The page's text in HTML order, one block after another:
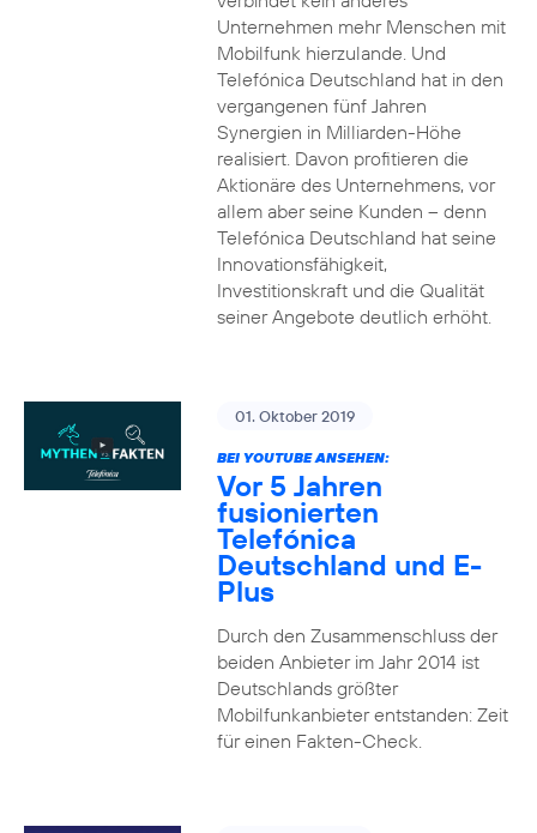
Unternehmen mehr Menschen mit
Mobilfunk hierzulande. Und
Telefónica Deutschland hat in den
vergangenen fünf Jahren
Synergien in Milliarden-Höhe
realisiert. Davon profitieren die
Aktionäre des Unternehmens, vor
allem aber seine Kunden – denn
Telefónica Deutschland hat seine
Innovationsfähigkeit,
Investitionskraft und die Qualität
seiner Angebote deutlich erhöht.
01. Oktober 2019
BEI YOUTUBE ANSEHEN:
Vor 5 Jahren
fusionierten
Telefónica
Deutschland und E-
Plus
Durch den Zusammenschluss der
beiden Anbieter im Jahr 2014 ist
Deutschlands größter
Mobilfunkanbieter entstanden: Zeit
für einen Fakten-Check.